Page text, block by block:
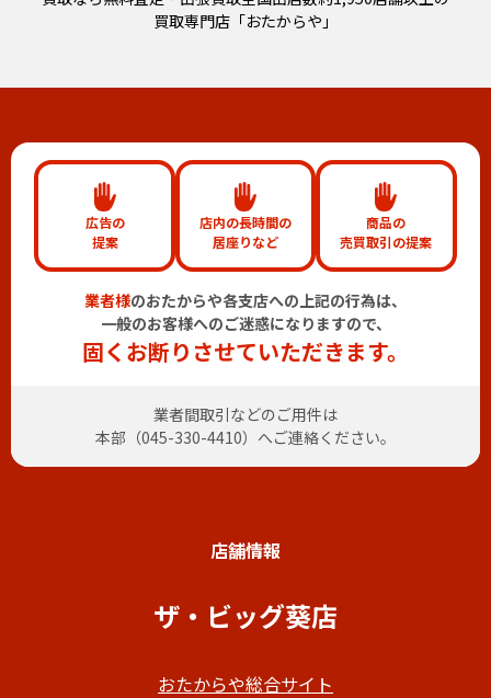
買取専門店「おたからや」
広告の
提案
店内の長時間の
居座りなど
商品の
売買取引の提案
業者様のおたからや各支店への上記の行為は、
一般のお客様へのご迷惑になりますので、
固くお断りさせていただきます。
業者間取引などのご用件は
本部（045-330-4410）へご連絡ください。
店舗情報
ザ・ビッグ葵店
おたからや総合サイト